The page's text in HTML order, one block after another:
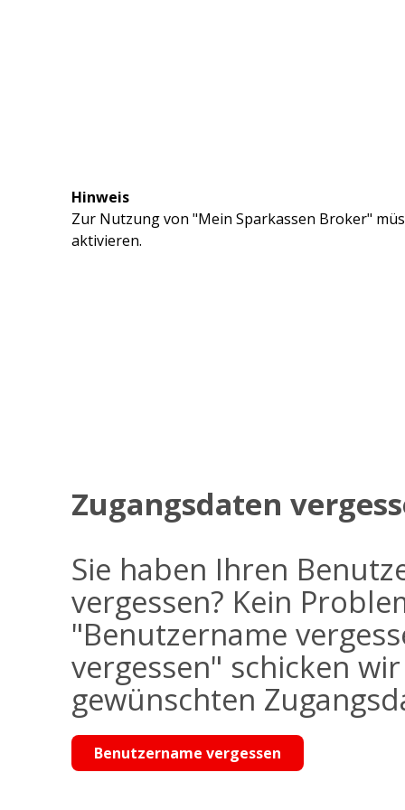
Hinweis
Zur Nutzung von "Mein Sparkassen Broker"
aktivieren.
Zugangsdaten
Sie haben Ihren
vergessen? Kein
"Benutzername
vergessen" schicken
gewünschten
Benutzername vergessen